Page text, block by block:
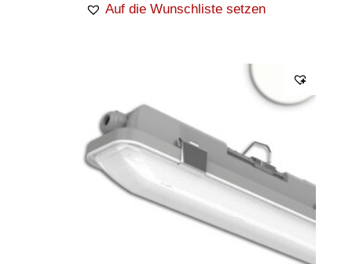
Auf die Wunschliste setzen